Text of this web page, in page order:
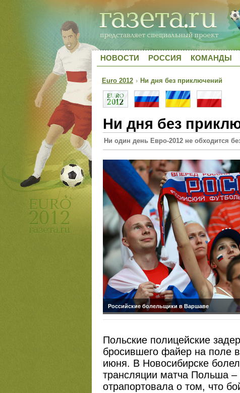
НОВОСТИ РОССИЯ КОМАНДЫ
Euro 2012 › Ни дня без приключений
Ни дня без
Ни один день Евро-2012 не обходится
Российские болельщики в Варшаве
Польские полицейские
бросившего файер на поле
июня. В Новосибирске
трансляции матча Польша –
отрапортовала о том, что